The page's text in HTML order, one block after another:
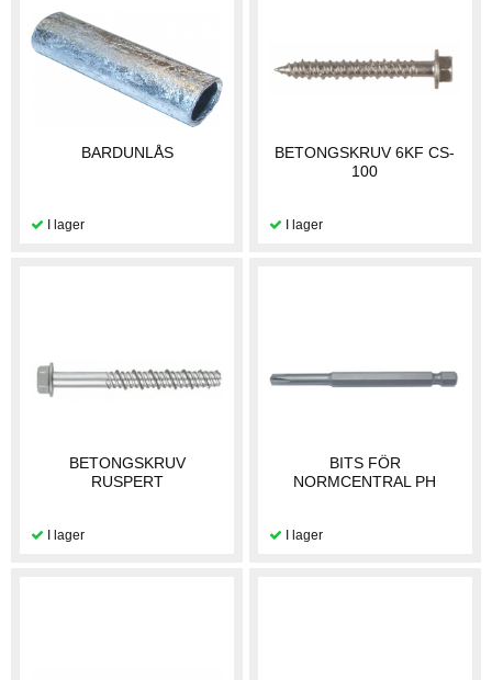
BARDUNLÅS
BETONGSKRUV 6KF CS-
100
BETONGSKRUV
RUSPERT
BITS FÖR
NORMCENTRAL PH